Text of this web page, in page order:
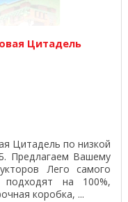
Цитадель
Цитадель по низкой
Предлагаем Вашему
Лего самого
подходят на 100%,
коробка, ...